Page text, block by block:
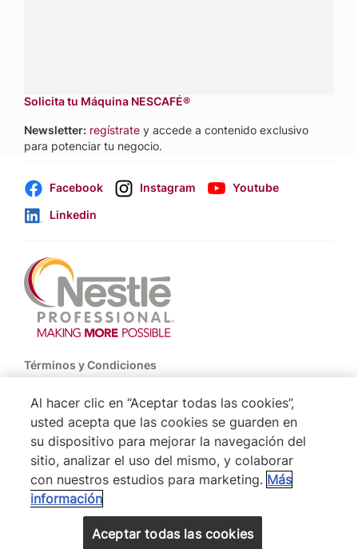
Solicita tu Máquina NESCAFÉ®
Newsletter: regístrate y accede a contenido exclusivo
para potenciar tu negocio.
Facebook Instagram
Youtube
Linkedin
Footer
Términos y Condiciones
Politica De Privacidad NESTLÉ
Mapa del Sitio
® Nestlé 2026
Al hacer clic en “Aceptar todas las cookies”,
usted acepta que las cookies se guarden en
su dispositivo para mejorar la navegación del
sitio, analizar el uso del mismo, y colaborar
con nuestros estudios para marketing. Más
información
Aceptar todas las cookies